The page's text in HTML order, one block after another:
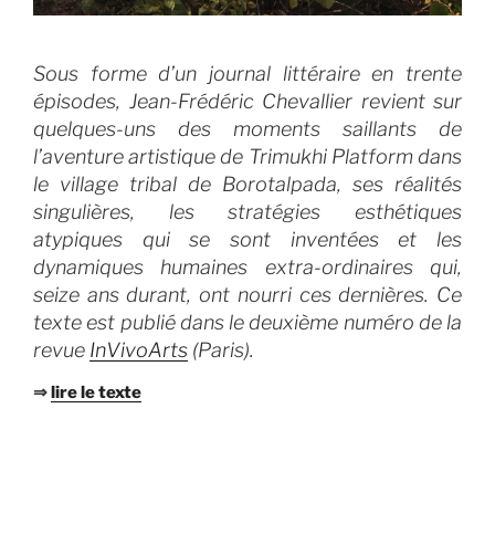
Sous forme d’un journal littéraire en trente
épisodes, Jean-Frédéric Chevallier revient sur
quelques-uns des moments saillants de
l’aventure artistique de Trimukhi Platform dans
le village tribal de Borotalpada, ses réalités
singulières, les stratégies esthétiques
atypiques qui se sont inventées et les
dynamiques humaines extra-ordinaires qui,
seize ans durant, ont nourri ces dernières. Ce
texte est publié dans le deuxième numéro de la
revue InVivoArts (Paris).
⇒lire le texte